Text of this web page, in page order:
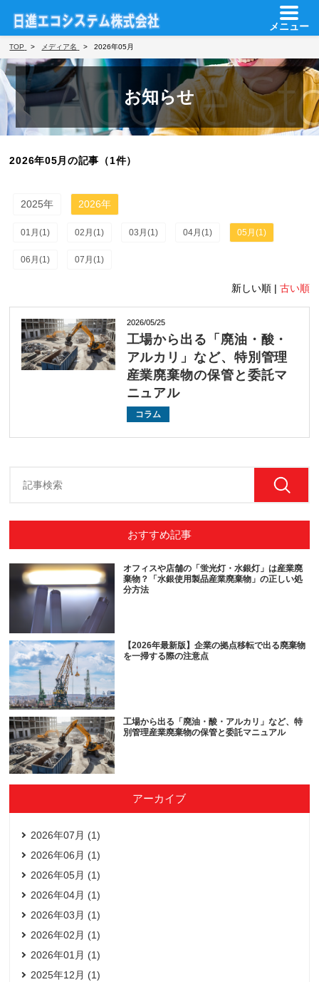
メニュー
TOP メディア名 2026年05月
お知らせ
2026年05月の記事（1件）
2025年 2026年
01月(1) 02月(1) 03月(1) 04月(1) 05月(1)
06月(1) 07月(1)
新しい順 | 古い順
2026/05/25
工場から出る「廃油・酸・
アルカリ」など、特別管理
産業廃棄物の保管と委託マ
ニュアル
コラム
おすすめ記事
オフィスや店舗の「蛍光灯・水銀灯」は産業廃
棄物？「水銀使用製品産業廃棄物」の正しい処
分方法
【2026年最新版】企業の拠点移転で出る廃棄物
を一掃する際の注意点
工場から出る「廃油・酸・アルカリ」など、特
別管理産業廃棄物の保管と委託マニュアル
アーカイブ
2026年07月 (1)
2026年06月 (1)
2026年05月 (1)
2026年04月 (1)
2026年03月 (1)
2026年02月 (1)
2026年01月 (1)
2025年12月 (1)